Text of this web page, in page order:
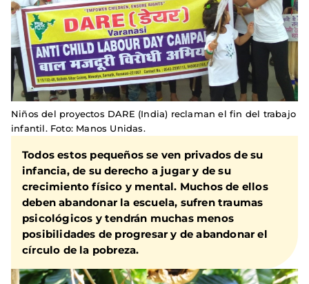
Niños del proyectos DARE (India) reclaman el fin del trabajo
infantil. Foto: Manos Unidas.
Todos estos pequeños se ven privados de su
infancia, de su derecho a jugar y de su
crecimiento físico y mental. Muchos de ellos
deben abandonar la escuela, sufren traumas
psicológicos y tendrán muchas menos
posibilidades de progresar y de abandonar el
círculo de la pobreza.